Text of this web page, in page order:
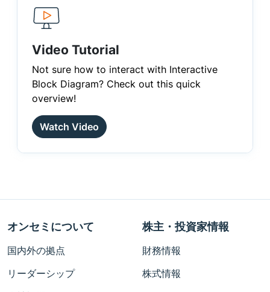
Video Tutorial
Not sure how to interact with Interactive
Block Diagram? Check out this quick
overview!
Watch Video
オンセミについて
国内外の拠点
リーダーシップ
株主・投資家情報
財務情報
株式情報